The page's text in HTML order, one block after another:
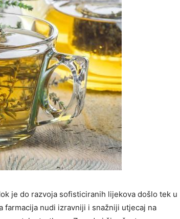
je do razvoja sofisticiranih lijekova došlo tek u
farmacija nudi izravniji i snažniji utjecaj na